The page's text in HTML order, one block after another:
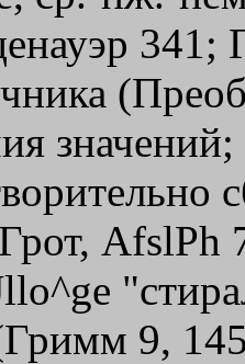
341;
AfslPh
9,